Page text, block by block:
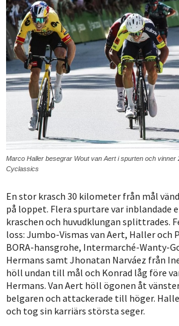
Marco Haller besegrar Wout van Aert i spurten och vinner
Cyclassics
En stor krasch 30 kilometer från mål
på loppet. Flera spurtare var inblandade
kraschen och huvudklungan splittrades.
loss: Jumbo-Vismas van Aert, Haller och
BORA-hansgrohe, Intermarché-Wanty-
Hermans samt Jhonatan Narváez från
höll undan till mål och Konrad låg före
Hermans. Van Aert höll ögonen åt
belgaren och attackerade till höger.
och tog sin karriärs största seger.